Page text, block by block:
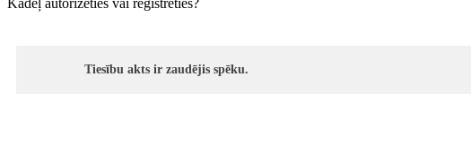
Kādēļ autorizēties vai reģistrēties?
Tiesību akts ir zaudējis spēku.